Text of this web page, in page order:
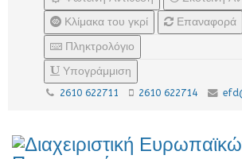
Κλίμακα του γκρί
Επαναφορά
Πληκτρολόγιο
Υπογράμμιση
2610 622711 2610 622714